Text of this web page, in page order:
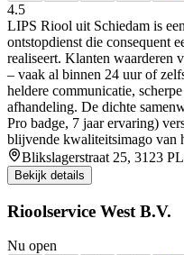
4.5
LIPS Riool uit Schiedam is
ontstopdienst die consequent
realiseert. Klanten waarderen
– vaak al binnen 24 uur of
heldere communicatie,
afhandeling. De dichte
Pro badge, 7 jaar ervaring)
blijvende kwaliteitsimago van
Blikslagerstraat 25, 3123
Bekijk details
Rioolservice West B.V.
Nu open